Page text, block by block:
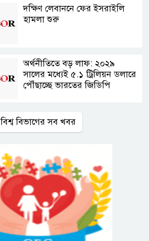
দক্ষিণ লেবাননে ফের ইসরাইলি
হামলা শুরু
অর্থনীতিতে বড় লাফ: ২০২৯
সালের মধ্যেই ৫.১ ট্রিলিয়ন ডলারে
পৌঁছাচ্ছে ভারতের জিডিপি
বিশ্ব বিভাগের সব খবর